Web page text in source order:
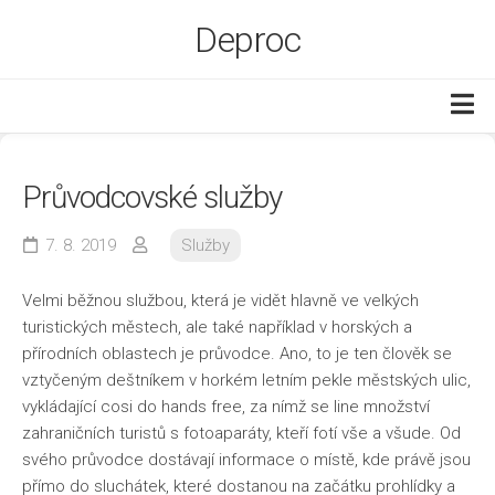
Deproc
Ekonomika
Služby
Zboží
Průvodcovské služby
7. 8. 2019 Služby
Velmi běžnou službou, která je vidět hlavně ve velkých
turistických městech, ale také například v horských a
přírodních oblastech je průvodce. Ano, to je ten člověk se
vztyčeným deštníkem v horkém letním pekle městských ulic,
vykládající cosi do hands free, za nímž se line množství
zahraničních turistů s fotoaparáty, kteří fotí vše a všude. Od
svého průvodce dostávají informace o místě, kde právě jsou
přímo do sluchátek, které dostanou na začátku prohlídky a